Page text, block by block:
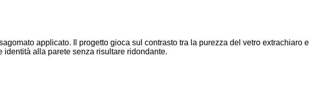
applicato. Il progetto gioca sul contrasto tra la purezza del vetro extrachiaro e
identità alla parete senza risultare ridondante.